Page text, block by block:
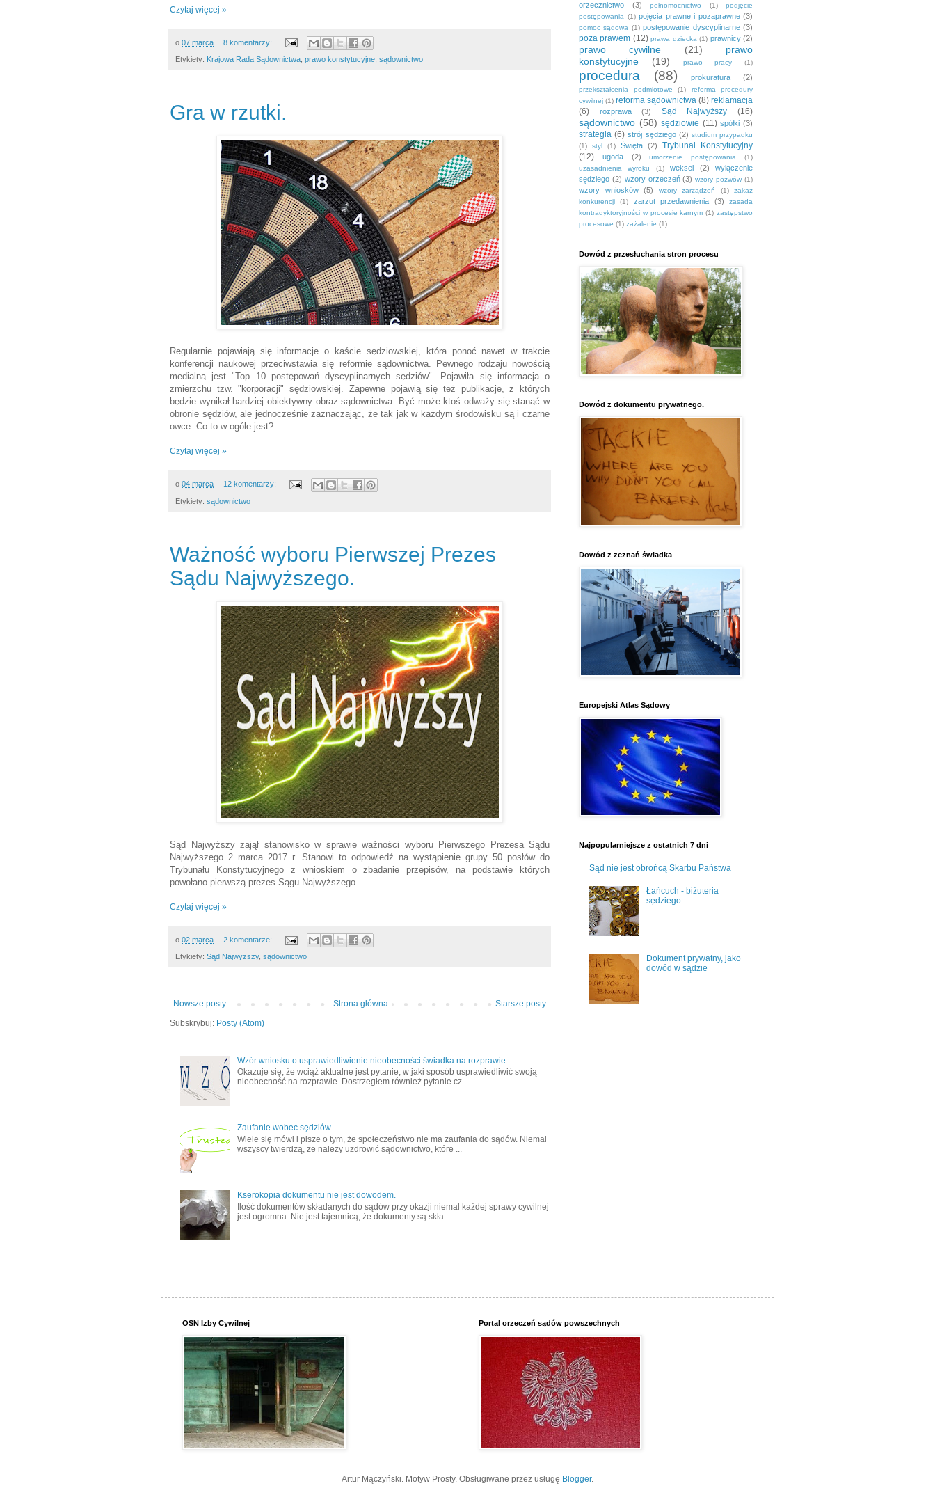
Czytaj więcej »
o 07 marca 8 komentarzy:
Etykiety: Krajowa Rada Sądownictwa prawo konstytucyjne sądownictwo
Gra w rzutki.
Regularnie pojawiają się informacje o kaście sędziowskiej, która ponoć nawet w trakcie
konferencji naukowej przeciwstawia się reformie sądownictwa. Pewnego rodzaju nowością
medialną jest "Top 10 postępowań dyscyplinarnych sędziów". Pojawiła się informacja o
zmierzchu tzw. "korporacji" sędziowskiej. Zapewne pojawią się też publikacje, z których
będzie wynikał bardziej obiektywny obraz sądownictwa. Być może ktoś odważy się stanąć w
obronie sędziów, ale jednocześnie zaznaczając, że tak jak w każdym środowisku są i czarne
owce. Co to w ogóle jest?
Czytaj więcej »
o 04 marca 12 komentarzy:
Etykiety: sądownictwo
Ważność wyboru Pierwszej Prezes
Sądu Najwyższego.
Sąd Najwyższy zajął stanowisko w sprawie ważności wyboru Pierwszego Prezesa Sądu
Najwyższego 2 marca 2017 r. Stanowi to odpowiedź na wystąpienie grupy 50 posłów do
Trybunału Konstytucyjnego z wnioskiem o zbadanie przepisów, na podstawie których
powołano pierwszą prezes Sągu Najwyższego.
Czytaj więcej »
o 02 marca 2 komentarze:
Etykiety: Sąd Najwyższy, sądownictwo
Nowsze posty Starsze posty
Strona główna
Subskrybuj: Posty (Atom)
Wzór wniosku o usprawiedliwienie nieobecności świadka na rozprawie.
Okazuje się, że wciąż aktualne jest pytanie, w jaki sposób usprawiedliwić swoją
nieobecność na rozprawie. Dostrzegłem również pytanie cz...
Zaufanie wobec sędziów.
Wiele się mówi i pisze o tym, że społeczeństwo nie ma zaufania do sądów. Niemal
wszyscy twierdzą, że należy uzdrowić sądownictwo, które ...
Kserokopia dokumentu nie jest dowodem.
Ilość dokumentów składanych do sądów przy okazji niemal każdej sprawy cywilnej
jest ogromna. Nie jest tajemnicą, że dokumenty są skła...
orzecznictwo (3) pełnomocnictwo (1)
podjęcie
postępowania (1) pojęcia prawne i pozaprawne (3)
pomoc sądowa (1) postępowanie dyscyplinarne (3)
poza prawem (12) prawa dziecka (1) prawnicy (2)
prawo cywilne (21)
prawo
konstytucyjne
(19) prawo pracy (1)
procedura (88) prokuratura (2)
przekształcenia podmiotowe (1)
reforma procedury
cywilnej (1) reforma sądownictwa (8) reklamacja
(6)
rozprawa (3) Sąd Najwyższy (16)
sądownictwo (58) sędziowie (11) spółki (3)
strategia (6) strój sędziego (2) studium przypadku
(1)
styl (1) Święta (2)
Trybunał Konstytucyjny
(12)
ugoda (2) umorzenie postępowania
(1)
uzasadnienia wyroku
(1) weksel (2)
wyłączenie
sędziego (2) wzory orzeczeń (3) wzory pozwów (1)
wzory wniosków (5) wzory zarządzeń (1)
zakaz
konkurencji
(1) zarzut przedawnienia (3)
zasada
kontradyktoryjności w procesie karnym (1) zastępstwo
procesowe (1) zażalenie (1)
Dowód z przesłuchania stron procesu
Dowód z dokumentu prywatnego.
Dowód z zeznań świadka
Europejski Atlas Sądowy
Najpopularniejsze z ostatnich 7 dni
Sąd nie jest obrońcą Skarbu Państwa
Łańcuch - biżuteria
sędziego.
Dokument prywatny, jako
dowód w sądzie
OSN Izby Cywilnej Portal orzeczeń sądów powszechnych
Artur Mączyński. Motyw Prosty. Obsługiwane przez usługę Blogger.